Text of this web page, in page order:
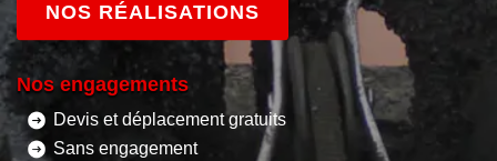
NOS RÉALISATIONS
Nos engagements
Devis et déplacement gratuits
Sans engagement